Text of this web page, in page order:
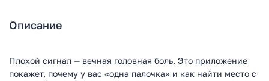
Описание
Плохой сигнал — вечная головная боль. Это приложение
покажет, почему у вас «одна палочка» и как найти место с